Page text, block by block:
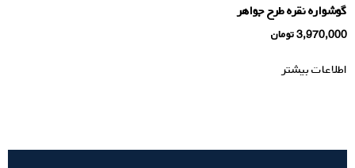
گوشواره نقره طرح جواهر
3,970,000تومان
اطلاعات بیشتر